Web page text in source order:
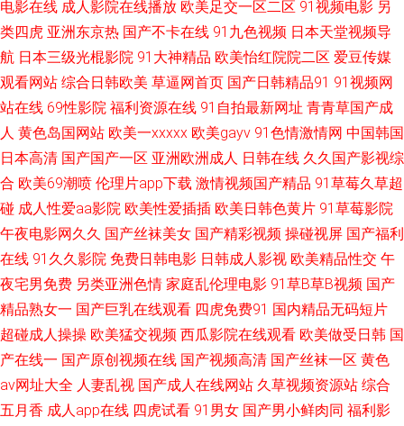
小说网 综合色图欧美 91每日大赛打桩 91已拍视频 99爱草草草 肏屄神器 成
人伊人大香蕉 激清色色 久久草热婷首页 欧美成人午夜剧场 色网在线观看 五
月丁香色图 91传禖 ts手淫 超碰玖玖 浮力草草影院网址 激情在线QVD 欧美
韩视频导航 婷婷五月香蕉 51大香蕉 91熟妇网站 超碰自拍网站 国产乱子伦精
品 久久精品国产精品 欧美成人日韩中文 五月丁香五月婷姐 亚洲乡村午夜剧
场 91人人妻人人干 AV伊人大香蕉 成人在线网址 国产香蕉视频 九九热国产视
频 欧美国产亚洲福利 丝袜美腿中文字幕 伊人五月大香蕉 91视频新入口 白丝
电影在线 成人影院在线播放 欧美足交一区二区 91视频电影 另
类四虎 亚洲东京热 国产不卡在线 91九色视频 日本天堂视频导
航 日本三级光棍影院 91大神精品 欧美怡红院院二区 爱豆传媒
观看网站 综合日韩欧美 草逼网首页 国产日韩精品91 91视频网
站在线 69性影院 福利资源在线 91自拍最新网址 青青草国产成
人 黄色岛国网站 欧美一xxxxx 欧美gayv 91色情激情网 中国韩国
日本高清 国产国产一区 亚洲欧洲成人 日韩在线 久久国产影视综
合 欧美69潮喷 伦理片app下载 激情视频国产精品 91草莓久草超
碰 成人性爱aa影院 欧美性爱插插 欧美日韩色黄片 91草莓影院
午夜电影网久久 国产丝袜美女 国产精彩视频 操碰视屏 国产福利
在线 91久久影院 免费日韩电影 日韩成人影视 欧美精品性交 午
夜宅男免费 另类亚洲色情 家庭乱伦理电影 91草B草B视频 国产
精品熟女一 国产巨乳在线观看 四虎免费91 国内精品无码短片
超碰成人操操 欧美猛交视频 西瓜影院在线观看 欧美做受日韩 国
产在线一 国产原创视频在线 国产视频高清 国产丝袜一区 黄色
av网址大全 人妻乱视 国产成人在线网站 久草视频资源站 综合
五月香 成人app在线 四虎试看 91男女 国产男小鲜肉同 福利影